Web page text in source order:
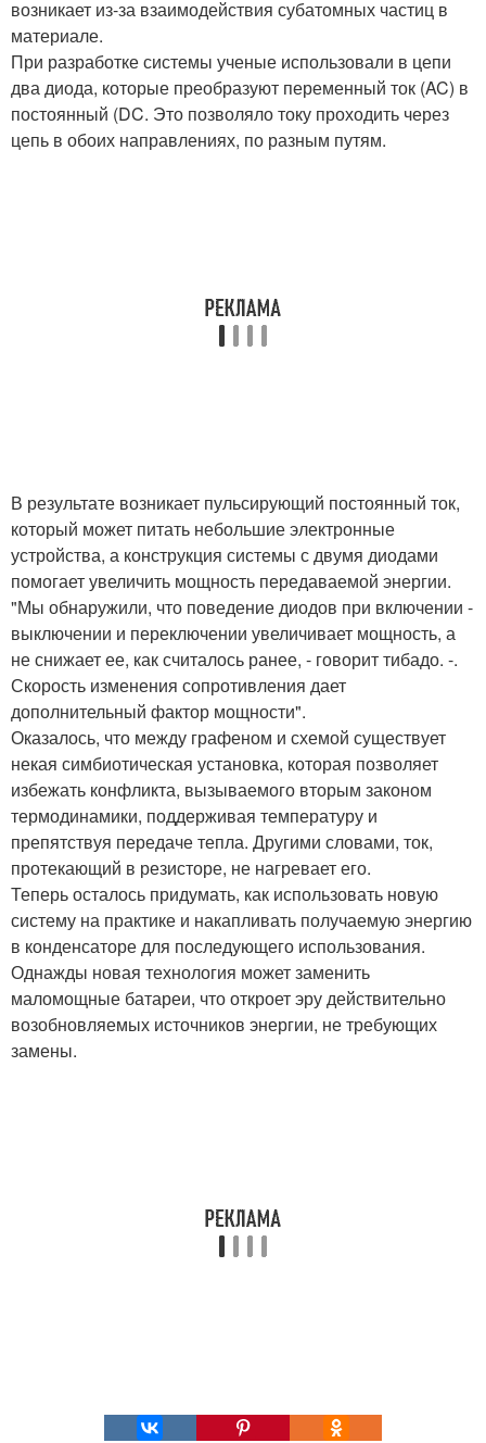
возникает из-за взаимодействия субатомных частиц в
материале.
При разработке системы ученые использовали в цепи
два диода, которые преобразуют переменный ток (AC) в
постоянный (DC. Это позволяло току проходить через
цепь в обоих направлениях, по разным путям.
В результате возникает пульсирующий постоянный ток,
который может питать небольшие электронные
устройства, а конструкция системы с двумя диодами
помогает увеличить мощность передаваемой энергии.
"Мы обнаружили, что поведение диодов при включении -
выключении и переключении увеличивает мощность, а
не снижает ее, как считалось ранее, - говорит тибадо. -.
Скорость изменения сопротивления дает
дополнительный фактор мощности".
Оказалось, что между графеном и схемой существует
некая симбиотическая установка, которая позволяет
избежать конфликта, вызываемого вторым законом
термодинамики, поддерживая температуру и
препятствуя передаче тепла. Другими словами, ток,
протекающий в резисторе, не нагревает его.
Теперь осталось придумать, как использовать новую
систему на практике и накапливать получаемую энергию
в конденсаторе для последующего использования.
Однажды новая технология может заменить
маломощные батареи, что откроет эру действительно
возобновляемых источников энергии, не требующих
замены.